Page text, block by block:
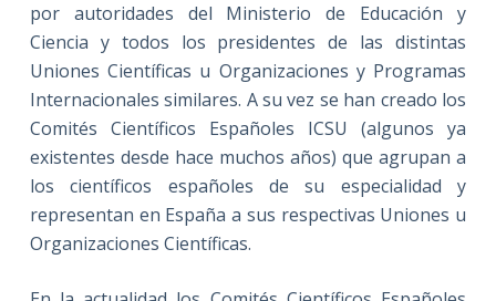
por autoridades del Ministerio de Educación y
Ciencia y todos los presidentes de las distintas
Uniones Científicas u Organizaciones y Programas
Internacionales similares. A su vez se han creado los
Comités Científicos Españoles ICSU (algunos ya
existentes desde hace muchos años) que agrupan a
los científicos españoles de su especialidad y
representan en España a sus respectivas Uniones u
Organizaciones Científicas.